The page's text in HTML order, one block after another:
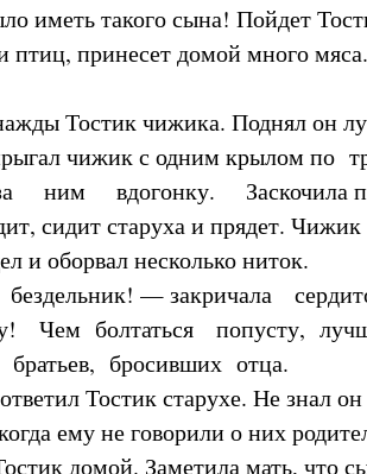
иметь такого сына! Пойдет
птиц, принесет домой много
Тостик чижика. Поднял он
чижик с одним крылом
ним вдогонку. Заскочила
сидит старуха и прядет.
и оборвал несколько ниток.
— закричала
Чем болтаться попусту,
братьев, бросивших отца.
Тостик старухе. Не знал
ему не говорили о них
домой. Заметила мать, что